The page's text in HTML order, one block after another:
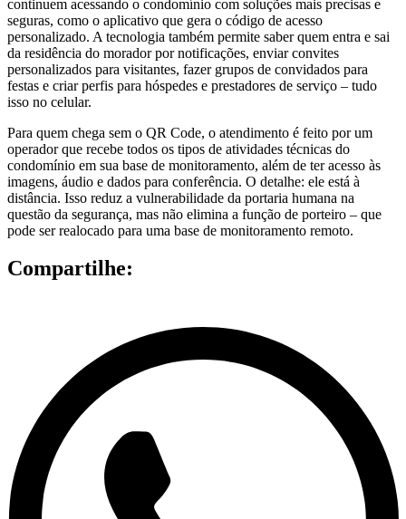
continuem acessando o condomínio com soluções mais precisas e
seguras, como o aplicativo que gera o código de acesso
personalizado. A tecnologia também permite saber quem entra e sai
da residência do morador por notificações, enviar convites
personalizados para visitantes, fazer grupos de convidados para
festas e criar perfis para hóspedes e prestadores de serviço – tudo
isso no celular.
Para quem chega sem o QR Code, o atendimento é feito por um
operador que recebe todos os tipos de atividades técnicas do
condomínio em sua base de monitoramento, além de ter acesso às
imagens, áudio e dados para conferência. O detalhe: ele está à
distância. Isso reduz a vulnerabilidade da portaria humana na
questão da segurança, mas não elimina a função de porteiro – que
pode ser realocado para uma base de monitoramento remoto.
Compartilhe: